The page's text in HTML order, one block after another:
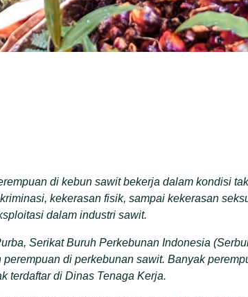
di kebun sawit bekerja dalam kondisi
kekerasan fisik, sampai kekerasan
dalam industri sawit.
Serikat Buruh Perkebunan Indonesia
perempuan di perkebunan sawit. Banyak
terdaftar di Dinas Tenaga Kerja.